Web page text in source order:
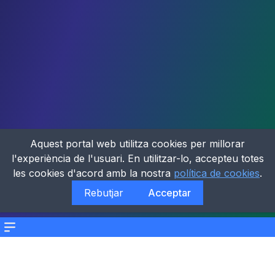
Menu
Aquest portal web utilitza cookies per millorar
l'experiència de l'usuari. En utilitzar-lo, accepteu totes
les cookies d'acord amb la nostra política de cookies.
Rebutjar
Acceptar